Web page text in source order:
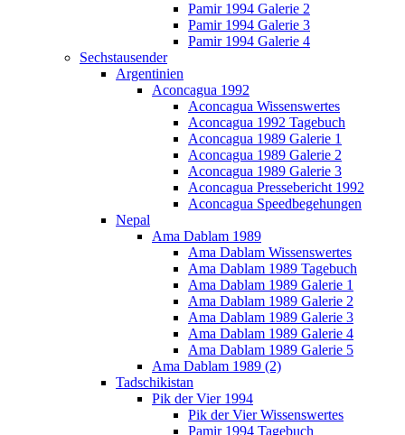
Pamir 1994 Galerie 2
Pamir 1994 Galerie 3
Pamir 1994 Galerie 4
Sechstausender
Argentinien
Aconcagua 1992
Aconcagua Wissenswertes
Aconcagua 1992 Tagebuch
Aconcagua 1989 Galerie 1
Aconcagua 1989 Galerie 2
Aconcagua 1989 Galerie 3
Aconcagua Pressebericht 1992
Aconcagua Speedbegehungen
Nepal
Ama Dablam 1989
Ama Dablam Wissenswertes
Ama Dablam 1989 Tagebuch
Ama Dablam 1989 Galerie 1
Ama Dablam 1989 Galerie 2
Ama Dablam 1989 Galerie 3
Ama Dablam 1989 Galerie 4
Ama Dablam 1989 Galerie 5
Ama Dablam 1989 (2)
Tadschikistan
Pik der Vier 1994
Pik der Vier Wissenswertes
Pamir 1994 Tagebuch